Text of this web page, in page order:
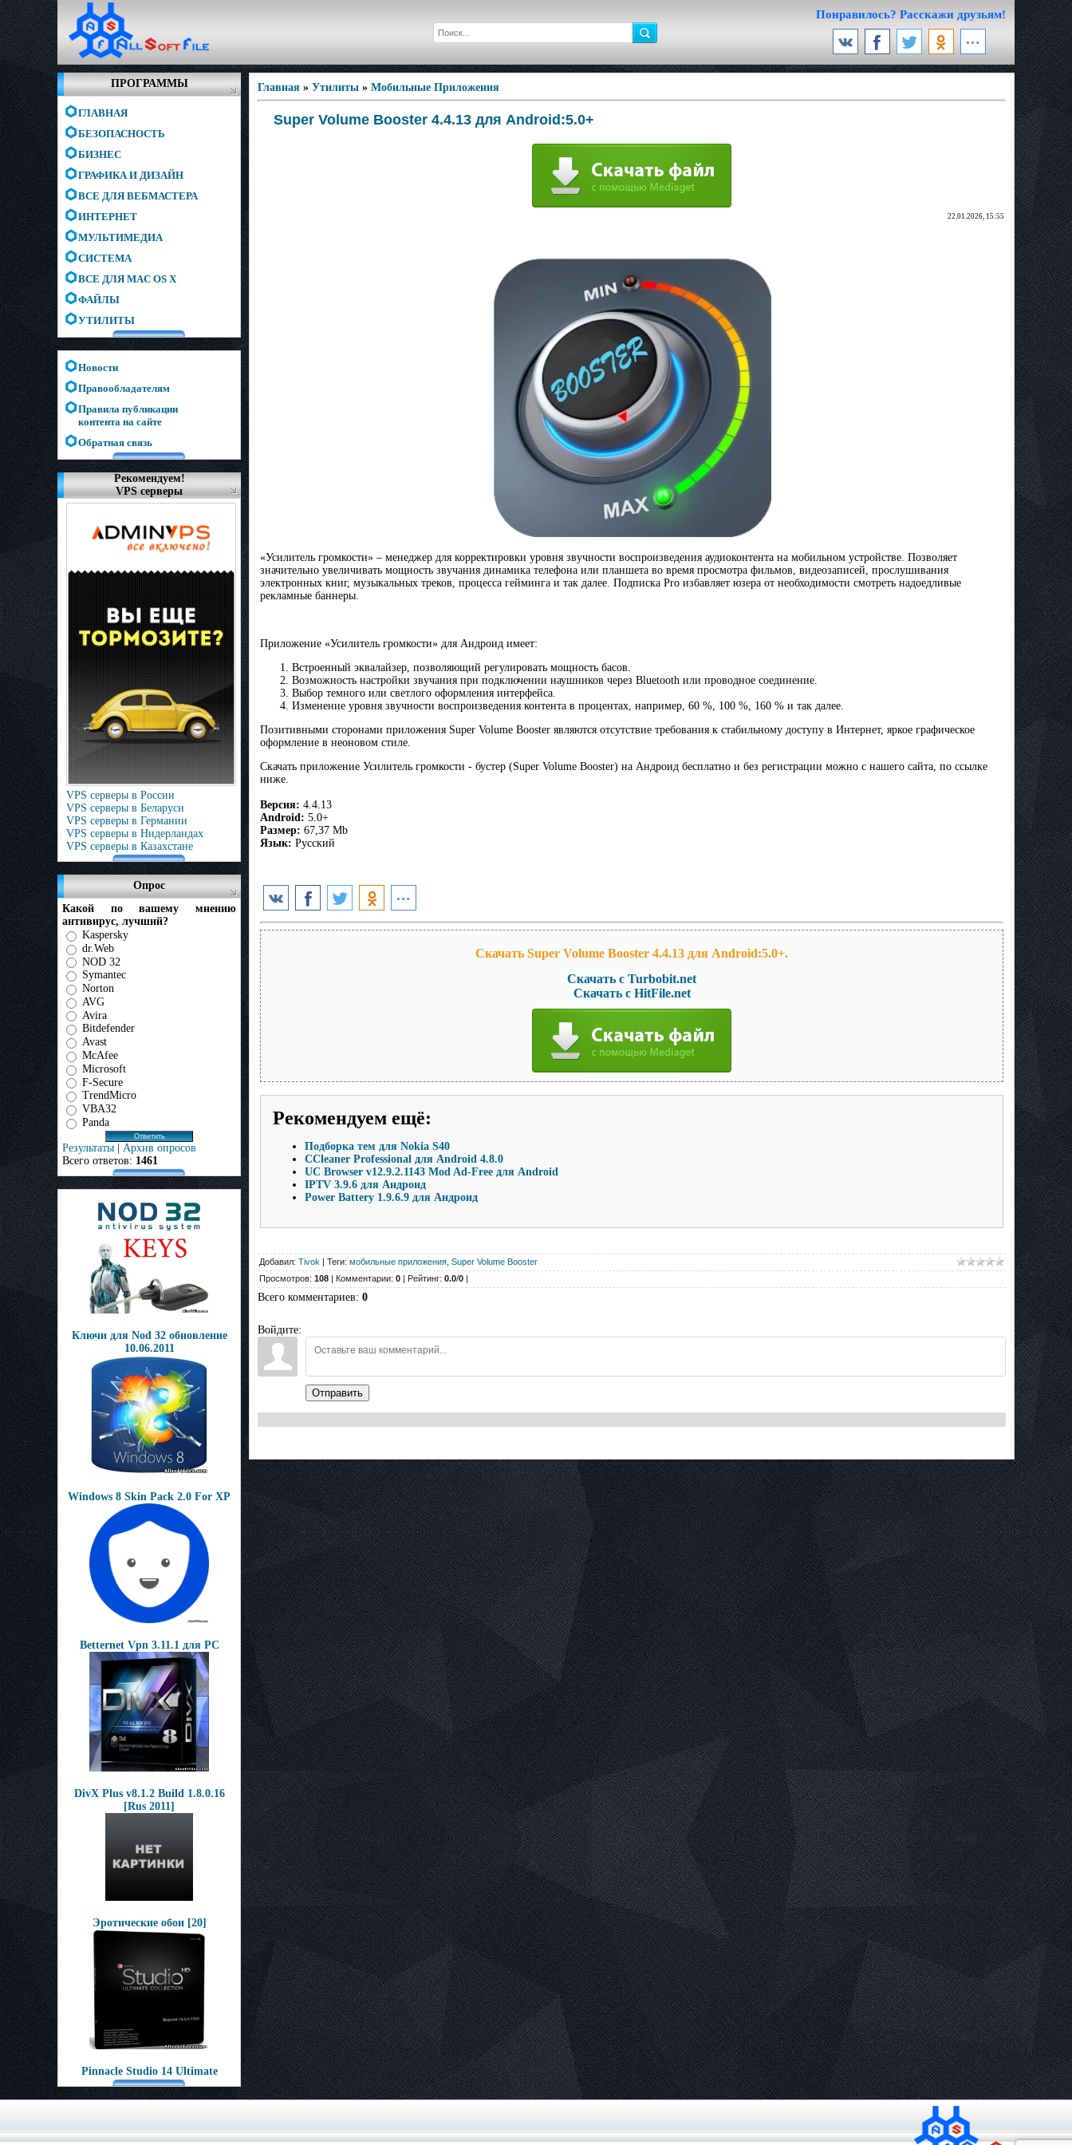
Понравилось? Расскажи друзьям!
ПРОГРАММЫ
ГЛАВНАЯ
БЕЗОПАСНОСТЬ
БИЗНЕС
ГРАФИКА И ДИЗАЙН
ВСЕ ДЛЯ ВЕБМАСТЕРА
ИНТЕРНЕТ
МУЛЬТИМЕДИА
СИСТЕМА
ВСЕ ДЛЯ MAC OS X
ФАЙЛЫ
УТИЛИТЫ
Новости
Правообладателям
Правила публикации
контента на сайте
Обратная связь
Рекомендуем!
VPS серверы
VPS серверы в России
VPS серверы в Беларуси
VPS серверы в Германии
VPS серверы в Нидерландах
VPS серверы в Казахстане
Опрос
Какой по вашему мнению
антивирус, лучший?
Kaspersky
dr.Web
NOD 32
Symantec
Norton
AVG
Avira
Bitdefender
Avast
McAfee
Microsoft
F-Secure
TrendMicro
VBA32
Panda
Результаты | Архив опросов
Всего ответов: 1461
Ключи для Nod 32 обновление
10.06.2011
Windows 8 Skin Pack 2.0 For XP
Betternet Vpn 3.11.1 для PC
DivX Plus v8.1.2 Build 1.8.0.16
[Rus 2011]
Эротические обои [20]
Pinnacle Studio 14 Ultimate
Главная » Утилиты » Мобильные Приложения
Super Volume Booster 4.4.13 для Android:5.0+
22.01.2026, 15:55
«Усилитель громкости» – менеджер для корректировки уровня звучности воспроизведения аудиоконтента на мобильном устройстве. Позволяет
значительно увеличивать мощность звучания динамика телефона или планшета во время просмотра фильмов, видеозаписей, прослушивания
электронных книг, музыкальных треков, процесса гейминга и так далее. Подписка Pro избавляет юзера от необходимости смотреть надоедливые
рекламные баннеры.
Приложение «Усилитель громкости» для Андроид имеет:
Встроенный эквалайзер, позволяющий регулировать мощность басов.
Возможность настройки звучания при подключении наушников через Bluetooth или проводное соединение.
Выбор темного или светлого оформления интерфейса.
Изменение уровня звучности воспроизведения контента в процентах, например, 60 %, 100 %, 160 % и так далее.
Позитивными сторонами приложения Super Volume Booster являются отсутствие требования к стабильному доступу в Интернет, яркое графическое
оформление в неоновом стиле.
Скачать приложение Усилитель громкости - бустер (Super Volume Booster) на Андроид бесплатно и без регистрации можно с нашего сайта, по ссылке
ниже.
Версия: 4.4.13
Android: 5.0+
Размер: 67,37 Mb
Язык: Русский
Скачать Super Volume Booster 4.4.13 для Android:5.0+.
Скачать с Turbobit.net
Скачать с HitFile.net
Рекомендуем ещё:
Подборка тем для Nokia S40
CCleaner Professional для Android 4.8.0
UC Browser v12.9.2.1143 Mod Ad-Free для Android
IPTV 3.9.6 для Андроид
Power Battery 1.9.6.9 для Андроид
Добавил: Tivok | Теги: мобильные приложения Super Volume Booster
Просмотров: 108 | Комментарии: 0 | Рейтинг: 0.0/0 |
Всего комментариев: 0
Войдите:
Отправить